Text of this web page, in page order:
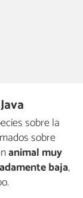
sobre la
sobre
animal muy
baja,